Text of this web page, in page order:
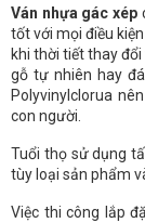
Ván nhựa gác xép
tốt với mọi điều
khi thời tiết thay
gỗ tự nhiên hay
Polyvinylclorua
con người.
Tuổi thọ sử dụng
tùy loại sản phẩm
Việc thi công lắp